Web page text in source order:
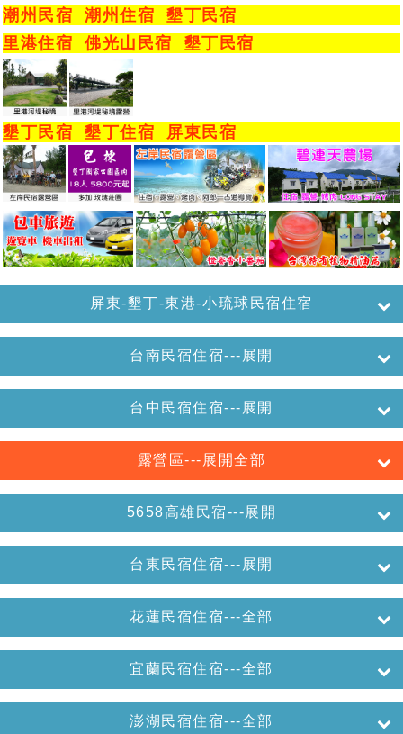
潮州民宿 潮州住宿
墾丁民宿
里港住宿
佛光山民宿 墾丁民宿
墾丁民宿 墾丁住宿 屏東民宿
屏東-墾丁-東港-小琉球民宿住宿
台南民宿住宿---展開
台中民宿住宿---展開
露營區---展開全部
5658高雄民宿---展開
台東民宿住宿---展開
花蓮民宿住宿---全部
宜蘭民宿住宿---全部
澎湖民宿住宿---全部